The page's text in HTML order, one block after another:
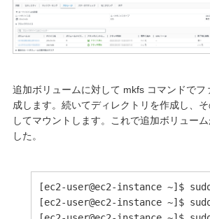
追加ボリュームに対して mkfs コマンドでフ
成します。続いてディレクトリを作成し、
してマウントします。これで追加ボリュー
した。
[ec2-user@ec2-instance ~]$
[ec2-user@ec2-instance ~]$